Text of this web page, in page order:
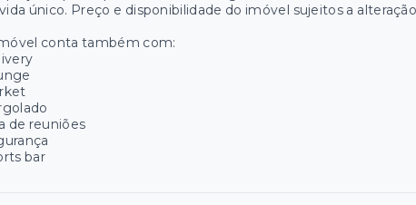
único. Preço e disponibilidade do imóvel sujeitos a
conta também com:
de reuniões
bar